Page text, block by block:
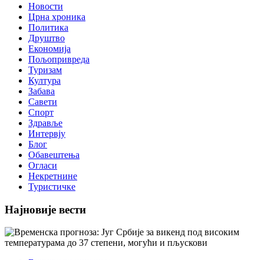
Новости
Црна хроника
Политика
Друштво
Економија
Пољопривреда
Туризам
Култура
Забава
Савети
Спорт
Здравље
Интервју
Блог
Обавештења
Огласи
Некретнине
Туристичке
Најновије вести